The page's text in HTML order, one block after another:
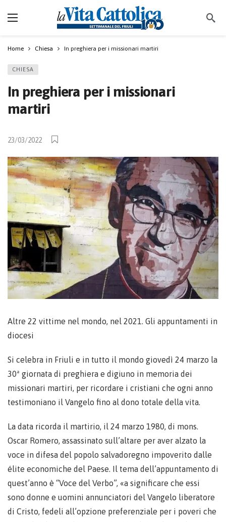
Home Chiesa In preghiera per i missionari martiri
CHIESA
In preghiera per i missionari
martiri
23/03/2022
Altre 22 vittime nel mondo, nel 2021. Gli appuntamenti in
diocesi
Si celebra in Friuli e in tutto il mondo giovedì 24 marzo la
30ª giornata di preghiera e digiuno in memoria dei
missionari martiri, per ricordare i cristiani che ogni anno
testimoniano il Vangelo fino al dono totale della vita.
La data ricorda il martirio, il 24 marzo 1980, di mons.
Oscar Romero, assassinato sull’altare per aver alzato la
voce in difesa del popolo salvadoregno impoverito dalle
élite economiche del Paese. Il tema dell’appuntamento di
quest’anno è “Voce del Verbo”, «a significare che essi
sono donne e uomini annunciatori del Vangelo liberatore
di Cristo, fedeli all’opzione preferenziale per i poveri che